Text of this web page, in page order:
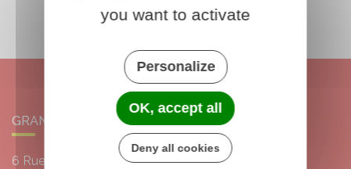
GRANGERMONT
6 Rue de l'École
you want to activate
Personalize
OK, accept all
Deny all cookies